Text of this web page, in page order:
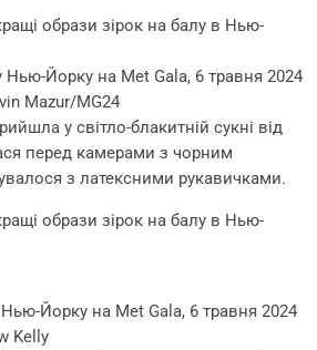
Нью-Йорку на Met Gala, 6 травня 2024
Mazur/MG24
у світло-блакитній сукні від
перед камерами з чорним
з латексними рукавичками.
Нью-Йорку на Met Gala, 6 травня 2024
Kelly